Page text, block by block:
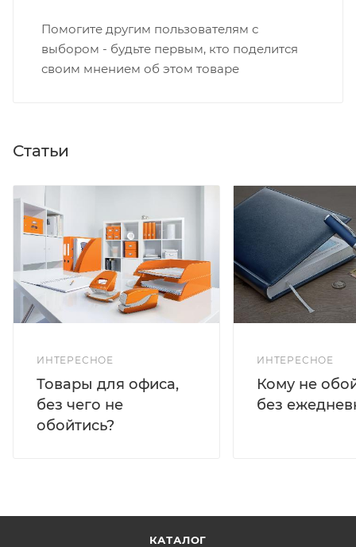
Помогите другим пользователям с
выбором - будьте первым, кто поделится
своим мнением об этом товаре
Статьи
ИНТЕРЕСНОЕ
Товары для офиса,
без чего не
обойтись?
ИНТЕРЕСНОЕ
Кому не
без
КАТАЛОГ